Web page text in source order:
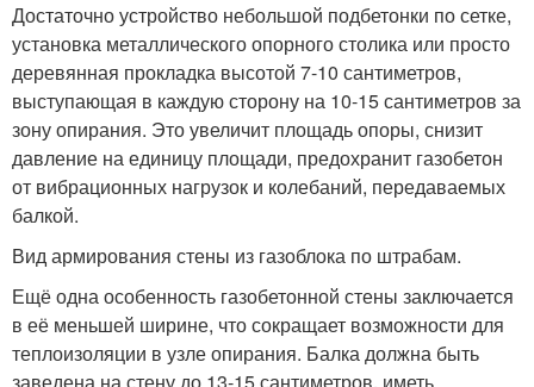
Достаточно устройство небольшой подбетонки по сетке,
установка металлического опорного столика или просто
деревянная прокладка высотой 7-10 сантиметров,
выступающая в каждую сторону на 10-15 сантиметров за
зону опирания. Это увеличит площадь опоры, снизит
давление на единицу площади, предохранит газобетон
от вибрационных нагрузок и колебаний, передаваемых
балкой.
Вид армирования стены из газоблока по штрабам.
Ещё одна особенность газобетонной стены заключается
в её меньшей ширине, что сокращает возможности для
теплоизоляции в узле опирания. Балка должна быть